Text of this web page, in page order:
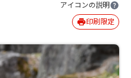
アイコンの説明
印刷限定